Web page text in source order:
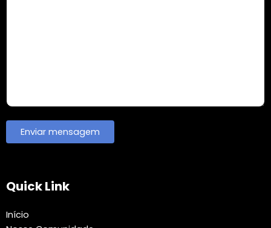
Quick Link
Início